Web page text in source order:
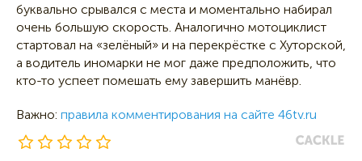
буквально срывался с места и моментально набирал
очень большую скорость. Аналогично мотоциклист
стартовал на «зелёный» и на перекрёстке с Хуторской,
а водитель иномарки не мог даже предположить, что
кто-то успеет помешать ему завершить манёвр.
Важно: правила комментирования на сайте 46tv.ru